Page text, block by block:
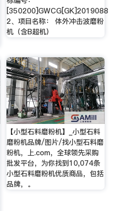
[350200]GWCG[GK]2019088
2、项目名称： 体外冲击波磨粉
机（含B超机）
【小型石料磨粉机】_小型石料
磨粉机品牌/图片/找小型石料磨
粉机，上.com，全球领先采购
批发平台，为你找到10,074条
小型石料磨粉机优质商品，包括
品牌，。